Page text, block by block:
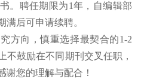
。聘任期限为1年，自编辑部
满后可申请续聘。
方向，慎重选择最契合的1-2
不鼓励在不同期刊交叉任职，
谢您的理解与配合！